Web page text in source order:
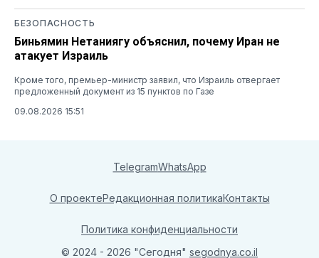
БЕЗОПАСНОСТЬ
Биньямин Нетаниягу объяснил, почему Иран не
атакует Израиль
Кроме того, премьер-министр заявил, что Израиль отвергает
предложенный документ из 15 пунктов по Газе
09.08.2026 15:51
TelegramWhatsApp
О проектеРедакционная политикаКонтакты
Политика конфиденциальности
© 2024 - 2026 "Сегодня" segodnya.co.il